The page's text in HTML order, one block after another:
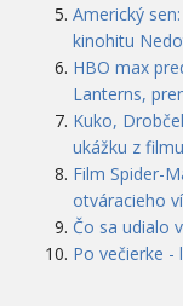
Americký
kinohitu
HBO max
Lanterns,
Kuko,
ukážku z
Film Spider-
otváracieho
Čo sa udialo
Po večierke